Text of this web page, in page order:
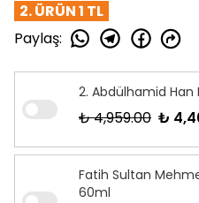
2. ÜRÜN 1 TL
Paylaş:
2. Abdülhamid
₺ 4,959.00 ₺
Fatih Sultan
60ml